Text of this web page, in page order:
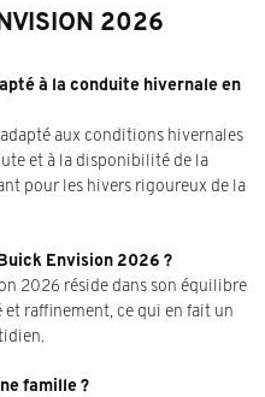
2026
à la conduite hivernale en
aux conditions hivernales
et à la disponibilité de la
pour les hivers rigoureux de la
Envision 2026 ?
2026 réside dans son équilibre
raffinement, ce qui en fait un
famille ?